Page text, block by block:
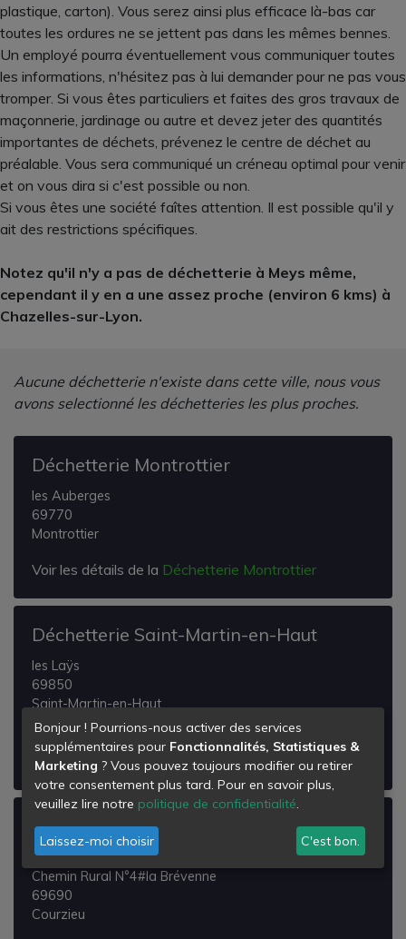
plastique, carton). Vous serez ainsi plus efficace là-bas car
toutes les ordures ne se jettent pas dans les mêmes bennes.
Un employé pourra éventuellement vous communiquer toutes
les informations, n'hésitez pas à lui demander pour ne pas vous
tromper. Si vous êtes particuliers et faites des gros travaux de
maçonnerie, jardinage ou autre et devez jeter des quantités
importantes de déchets, prévenez le centre de déchet au
préalable. Vous sera communiqué un créneau optimal pour venir
et on vous dira si c'est possible ou non.
Si vous êtes une société faîtes attention. Il est possible qu'il y
ait des restrictions spécifiques.
Notez qu'il n'y a pas de déchetterie à Meys même,
cependant il y en a une assez proche (environ 6 kms) à
Chazelles-sur-Lyon.
Aucune déchetterie n'existe dans cette ville, nous vous
avons selectionné les déchetteries les plus proches.
Déchetterie Montrottier
les Auberges
69770
Montrottier
Voir les détails de la Déchetterie Montrottier
Déchetterie Saint-Martin-en-Haut
les Laÿs
69850
Saint-Martin-en-Haut
Voir les détails de la
Déchetterie Saint-Martin-en-
Haut
Déchetterie Courzieu
Lieu Dit les Bonnetières
Chemin Rural N°4#la Brévenne
69690
Courzieu
Bonjour ! Pourrions-nous activer des services
supplémentaires pour Fonctionnalités, Statistiques &
Marketing ? Vous pouvez toujours modifier ou retirer
votre consentement plus tard. Pour en savoir plus,
veuillez lire notre politique de confidentialité.
Laissez-moi choisir C'est bon.